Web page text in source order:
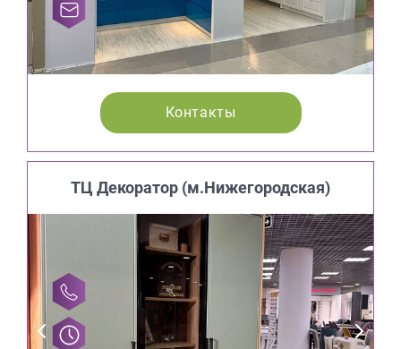
Контакты
ТЦ Декоратор (м.Нижегородская)